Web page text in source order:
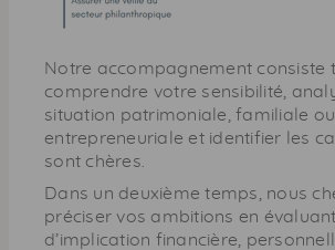
Notre accompagnement consiste
comprendre votre sensibilité,
situation patrimoniale, familiale ou
entrepreneuriale et identifier les
sont chères.
Dans un deuxième temps, nous
préciser vos ambitions en
d’implication financière,